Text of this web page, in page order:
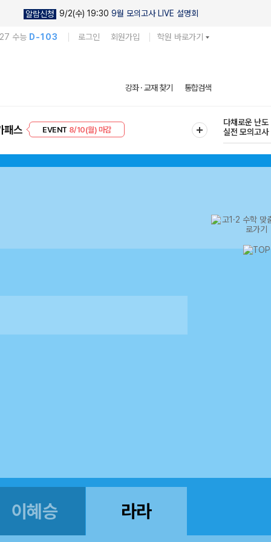
알람신청 9/2(수) 19:30 9월 모의고사 LIVE 설명회
수능 D-103 로그인 회원가입 학원 바로가기
강좌 · 교재 찾기 통합검색
패스
EVENT 8/10(월) 마감
다채로운 난도
실전 모의고사
이혜승 라라